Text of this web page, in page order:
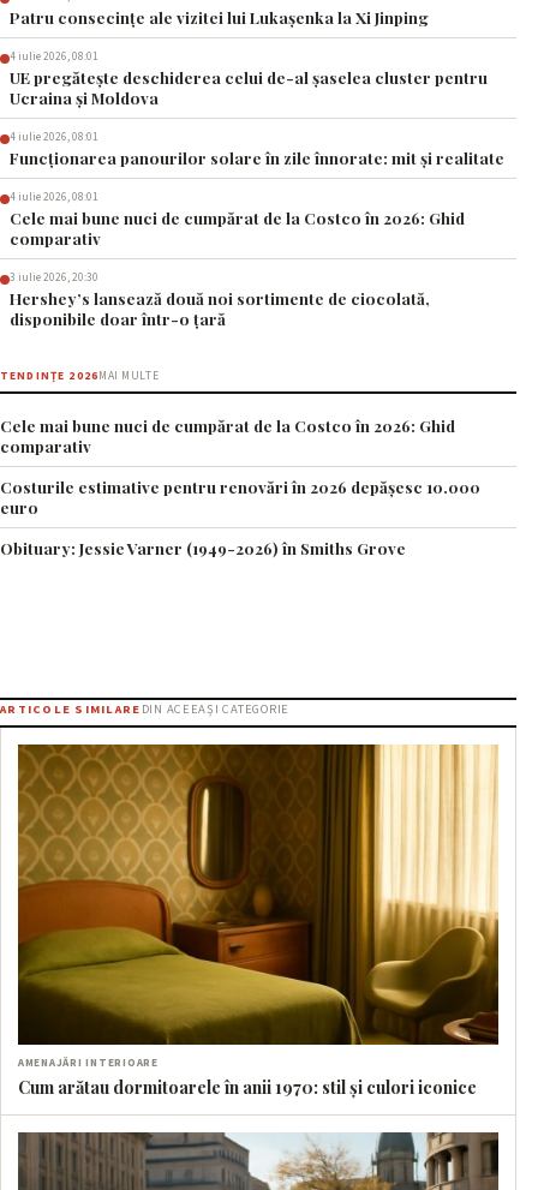
Patru consecințe ale vizitei lui Lukașenka la Xi Jinping
4 iulie 2026, 08:01
UE pregătește deschiderea celui de-al șaselea cluster pentru
Ucraina și Moldova
4 iulie 2026, 08:01
Funcționarea panourilor solare în zile înnorate: mit și realitate
4 iulie 2026, 08:01
Cele mai bune nuci de cumpărat de la Costco în 2026: Ghid
comparativ
3 iulie 2026, 20:30
Hershey’s lansează două noi sortimente de ciocolată,
disponibile doar într-o țară
TENDINȚE 2026MAI MULTE
Cele mai bune nuci de cumpărat de la Costco în 2026: Ghid
comparativ
Costurile estimative pentru renovări în 2026 depășesc 10.000
euro
Obituary: Jessie Varner (1949-2026) în Smiths Grove
ARTICOLE SIMILARE DIN ACEEAȘI CATEGORIE
AMENAJĂRI INTERIOARE
Cum arătau dormitoarele în anii 1970: stil și culori iconice